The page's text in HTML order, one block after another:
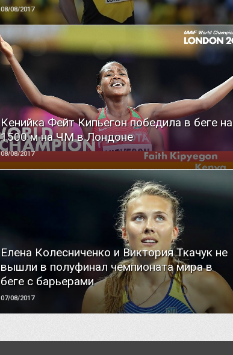
08/08/2017
Кенийка Фейт Кипьегон победила в беге на
1500 м на ЧМ в Лондоне
08/08/2017
ЧИТАТЬ
Елена Колесниченко и Виктория Ткачук не
вышли в полуфинал чемпионата мира в
беге с барьерами
07/08/2017
ЧИТАТЬ